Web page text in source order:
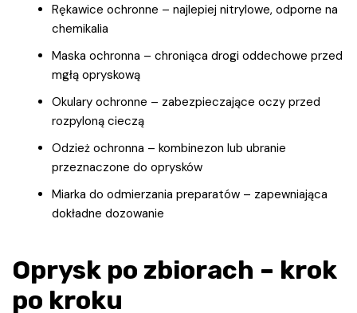
Rękawice ochronne – najlepiej nitrylowe, odporne na
chemikalia
Maska ochronna – chroniąca drogi oddechowe przed
mgłą opryskową
Okulary ochronne – zabezpieczające oczy przed
rozpyloną cieczą
Odzież ochronna – kombinezon lub ubranie
przeznaczone do oprysków
Miarka do odmierzania preparatów – zapewniająca
dokładne dozowanie
Oprysk po zbiorach – krok
po kroku